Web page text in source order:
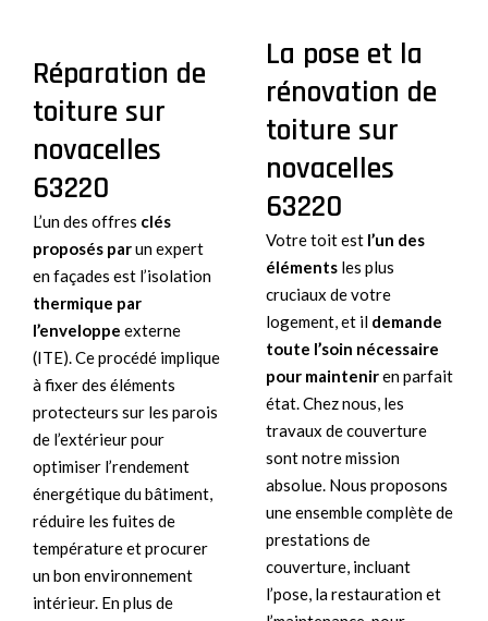
Réparation de
toiture sur
novacelles
63220
L’un des offres clés
proposés parun expert
en façades est l’isolation
thermique par
l’enveloppe externe
(ITE). Ce procédé implique
à fixer des éléments
protecteurs sur les parois
de l’extérieur pour
optimiser l’rendement
énergétique du bâtiment,
réduire les fuites de
température et procurer
un bon environnement
intérieur. En plus de
La pose et la
rénovation de
toiture sur
novacelles
63220
Votre toit est l’un des
éléments les plus
cruciaux de votre
logement, et il demande
toute l’soin nécessaire
pour mainteniren parfait
état. Chez nous, les
travaux de couverture
sont notre mission
absolue. Nous proposons
une ensemble complète de
prestations de
couverture, incluant
l’pose, la restauration et